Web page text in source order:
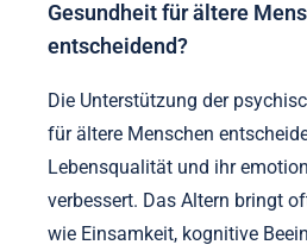
Gesundheit für ältere
entscheidend?
Die Unterstützung der
für ältere Menschen
Lebensqualität und ihr
verbessert. Das Altern bringt
wie Einsamkeit, kognitive